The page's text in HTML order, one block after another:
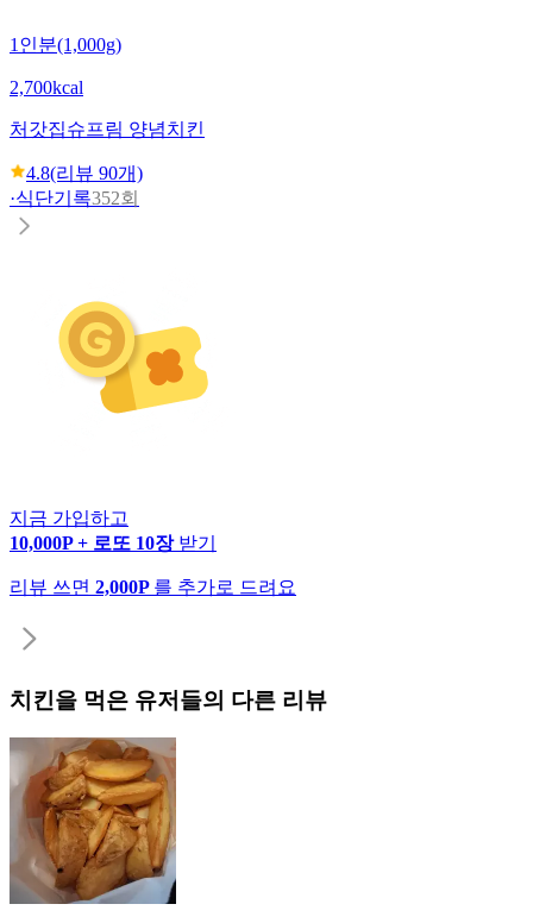
1인분(1,000g)
2,700kcal
처갓집슈프림 양념치킨
4.8(리뷰 90개)
·식단기록352회
지금 가입하고
10,000P + 로또 10장 받기
리뷰 쓰면 2,000P 를 추가로 드려요
치킨을 먹은 유저들의 다른 리뷰